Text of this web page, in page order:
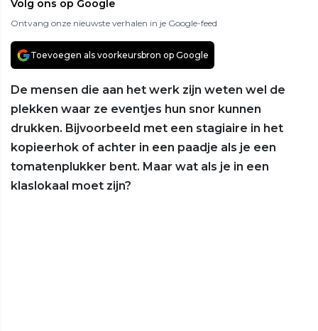
Volg ons op Google
Ontvang onze nieuwste verhalen in je Google-feed
Toevoegen als voorkeursbron op Google
De mensen die aan het werk zijn weten wel de
plekken waar ze eventjes hun snor kunnen
drukken. Bijvoorbeeld met een stagiaire in het
kopieerhok of achter in een paadje als je een
tomatenplukker bent. Maar wat als je in een
klaslokaal moet zijn?